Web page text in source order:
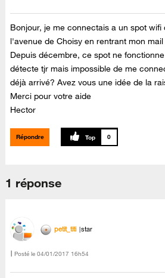
Bonjour, je me connectais a un spot wifi
l'avenue de Choisy en rentrant mon
Depuis décembre, ce spot ne
détecte tjr mais impossible de me
déjà arrivé? Avez vous une idée de la
Merci pour votre aide
Hector
Répondre 0
1 réponse
petit_titi star
Posté le ‎04/01/2017 16h54